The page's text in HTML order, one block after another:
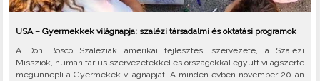
USA – Gyermekkek világnapja: szalézi társadalmi és oktatási programok
A Don Bosco Szaléziak amerikai fejlesztési szervezete, a Szalézi
Missziók, humanitárius szervezetekkel és országokkal együtt világszerte
megünnepli a Gyermekek világnapját. A minden évben november 20-án